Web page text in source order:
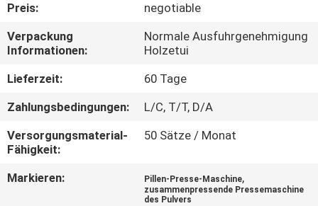
TRETEN
SIE
MIT
UNS
VERBINDUNG
Preis:
negotiable
Verpackung
Informationen:
Normale Ausfuhrgenehmigung
Holzetui
Lieferzeit:
60 Tage
Zahlungsbedingungen:
L/C, T/T, D/A
Versorgungsmaterial-
Fähigkeit:
50 Sätze / Monat
Markieren: Pillen-Presse-Maschine,
zusammenpressende Pressemaschine
des Pulvers